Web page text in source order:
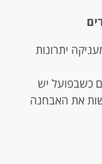
יתרונות
כשבפועל יש
את האבחנה